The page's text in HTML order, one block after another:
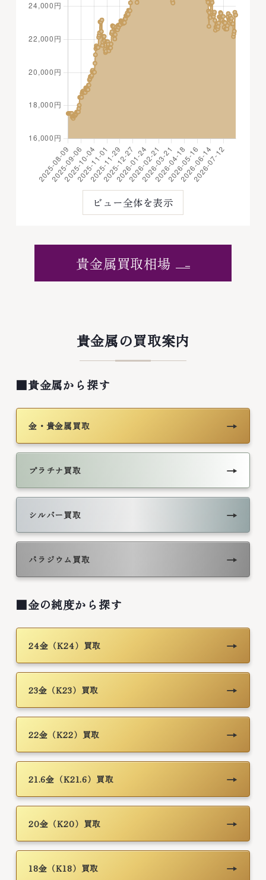
ビュー全体を表示
貴金属買取相場
貴金属の買取案内
■貴金属から探す
金・貴金属買取 →
プラチナ買取 →
シルバー買取 →
パラジウム買取 →
■金の純度から探す
24金（K24）買取 →
23金（K23）買取 →
22金（K22）買取 →
21.6金（K21.6）買取 →
20金（K20）買取 →
18金（K18）買取 →